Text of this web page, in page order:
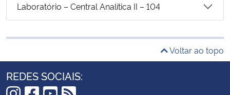
Laboratório – Central Analítica II – 104
Voltar ao topo
REDES SOCIAIS: